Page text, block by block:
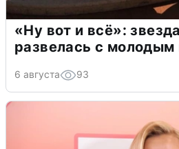
«Ну вот и всё»:
развелась с
6 августа 93